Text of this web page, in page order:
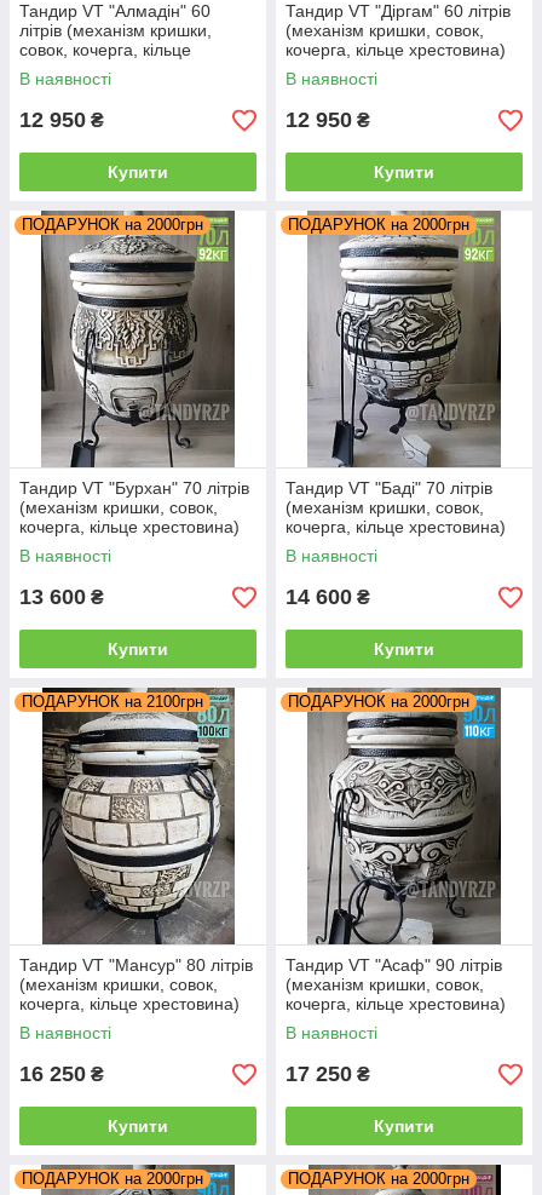
Тандир VT "Алмадін" 60
літрів (механізм кришки,
совок, кочерга, кільце
хрестовина)
В наявності
12 950 ₴
Купити
Тандир VT "Діргам" 60 літрів
(механізм кришки, совок,
кочерга, кільце хрестовина)
В наявності
12 950 ₴
Купити
ПОДАРУНОК на 2000грн
Тандир VT "Бурхан" 70 літрів
(механізм кришки, совок,
кочерга, кільце хрестовина)
В наявності
13 600 ₴
Купити
ПОДАРУНОК на 2000грн
Тандир VT "Баді" 70 літрів
(механізм кришки, совок,
кочерга, кільце хрестовина)
В наявності
14 600 ₴
Купити
ПОДАРУНОК на 2100грн
Тандир VT "Мансур" 80 літрів
(механізм кришки, совок,
кочерга, кільце хрестовина)
В наявності
16 250 ₴
Купити
ПОДАРУНОК на 2000грн
Тандир VT "Асаф" 90 літрів
(механізм кришки, совок,
кочерга, кільце хрестовина)
В наявності
17 250 ₴
Купити
ПОДАРУНОК на 2000грн ПОДАРУНОК на 2000грн